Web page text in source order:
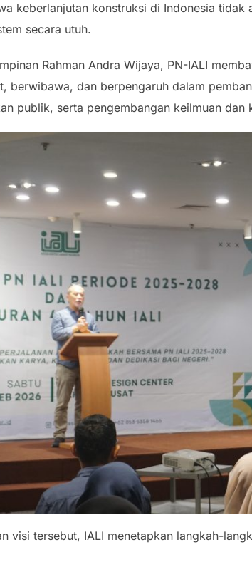
keberlanjutan konstruksi di Indonesia
secara utuh.
Rahman Andra Wijaya, PN-IALI
berwibawa, dan berpengaruh dalam
publik, serta pengembangan keilmuan dan
visi tersebut, IALI menetapkan langkah-